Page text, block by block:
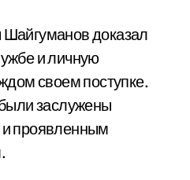
доказал
и личную
своем поступке.
заслужены
проявленным